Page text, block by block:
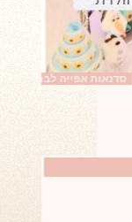
לבת מצווה|יום הולדת 16 סוויט סיקסטין